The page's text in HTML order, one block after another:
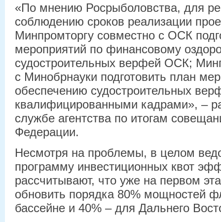
«По мнению Росрыболовства, для
соблюдению сроков реализации
Минпромторгу совместно с ОСК
мероприятий по финансовому
судостроительных верфей ОСК;
с Минобрнауки подготовить план
обеспечению судостроительных
квалифицированными кадрами», –
службе агентства по итогам
Федерации.
Несмотря на проблемы, в целом
программу инвестиционных квот
рассчитывают, что уже на первом
обновить порядка 80% мощностей
бассейне и 40% – для Дальнего